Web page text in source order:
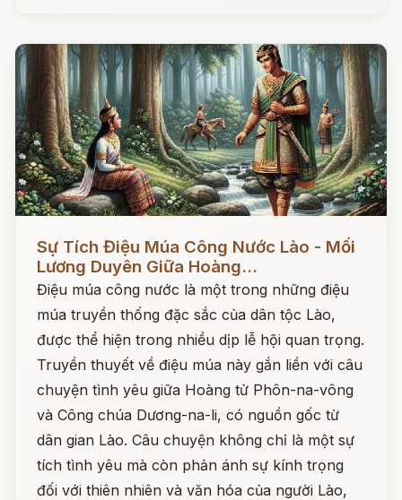
Sự Tích Điệu Múa Công Nước Lào - Mối
Lương Duyên Giữa Hoàng...
Điệu múa công nước là một trong những điệu
múa truyền thống đặc sắc của dân tộc Lào,
được thể hiện trong nhiều dịp lễ hội quan trọng.
Truyền thuyết về điệu múa này gắn liền với câu
chuyện tình yêu giữa Hoàng tử Phôn-na-vông
và Công chúa Dương-na-li, có nguồn gốc từ
dân gian Lào. Câu chuyện không chỉ là một sự
tích tình yêu mà còn phản ánh sự kính trọng
đối với thiên nhiên và văn hóa của người Lào,